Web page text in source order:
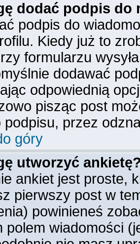
dodać podpis do
podpis do
Kiedy już to
formularzu
dodawać
odpowiednią
pisząc post
podpisu, przez
góry
utworzyć
ankiet jest proste,
pierwszy post w
powinieneś
polem wiadomości